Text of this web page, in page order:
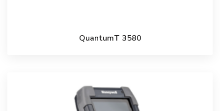
QuantumT 3580